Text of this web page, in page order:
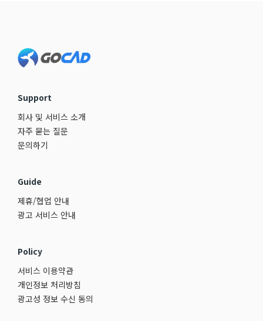
Support
회사 및 서비스 소개
자주 묻는 질문
문의하기
Guide
제휴/협업 안내
광고 서비스 안내
Policy
서비스 이용약관
개인정보 처리방침
광고성 정보 수신 동의